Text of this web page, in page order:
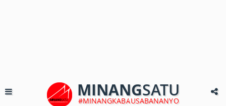
MINANGSATU
#MINANGKABAUSABANANYO